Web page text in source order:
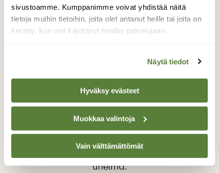
sivustoamme. Kumppanimme voivat yhdistää näitä
tietoja muihin tietoihin, joita olet antanut heille tai joita on
kerätty, kun olet käyttänyt heidän palvelujaan.
Näytä tiedot
Hyväksy evästeet
Muokkaa valintoja
Vain välttämättömät
Herra Valkohäntäkauris
Ajelimme autolla pikkutietä ja sitten
todellisuuden Bambin, se oli juuri tullut tien
yli tuolle isolle pellolle. Pysähdyimme ja otin
innoissani kuvan ja henkäisin syvään, se
katsoi taakseen, ja loikki sitten hitaasti ja
arvokkaasti kauemmas. Tämä oli oikea
unelma.